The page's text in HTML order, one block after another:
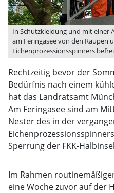
In Schutzkleidung und mit einer
am Feringasee von den Raupen
Eichenprozessionsspinners
Rechtzeitig bevor der
Bedürfnis nach einem
hat das Landratsamt
Am Feringasee sind am
Nester des in der
Sperrung der FKK-
Im Rahmen
eine Woche zuvor auf der